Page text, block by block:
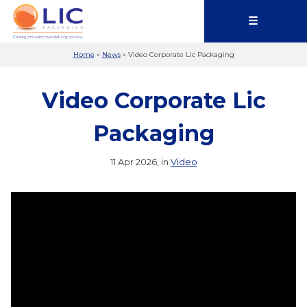
☰
Home » News» Video Corporate Lic Packaging
Video Corporate Lic
Packaging
11 Apr 2026, in Video